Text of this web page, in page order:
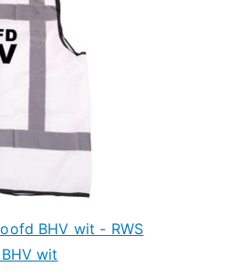
BHV wit - RWS
wit